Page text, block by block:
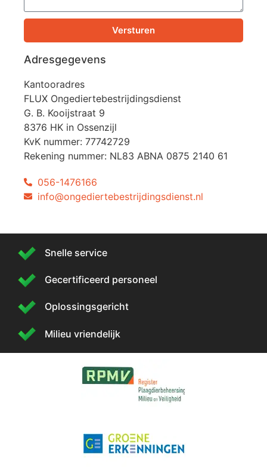
Versturen
Adresgegevens
Kantooradres
FLUX Ongediertebestrijdingsdienst
G. B. Kooijstraat 9
8376 HK in Ossenzijl
KvK nummer: 77742729
Rekening nummer: NL83 ABNA 0875 2140 61
056-1476166
info@ongediertebestrijdingsdienst.nl
Snelle service
Gecertificeerd personeel
Oplossingsgericht
Milieu vriendelijk